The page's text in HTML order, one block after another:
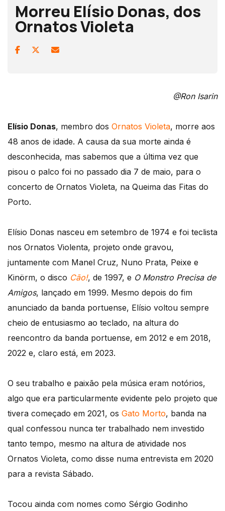
Morreu Elísio Donas, dos
Ornatos Violeta
@Ron Isarin
Elísio Donas, membro dos Ornatos Violeta, morre aos
48 anos de idade. A causa da sua morte ainda é
desconhecida, mas sabemos que a última vez que
pisou o palco foi no passado dia 7 de maio, para o
concerto de Ornatos Violeta, na Queima das Fitas do
Porto.
Elísio Donas nasceu em setembro de 1974 e foi teclista
nos Ornatos Violenta, projeto onde gravou,
juntamente com Manel Cruz, Nuno Prata, Peixe e
Kinörm, o disco Cão!, de 1997, e O Monstro Precisa de
Amigos, lançado em 1999. Mesmo depois do fim
anunciado da banda portuense, Elísio voltou sempre
cheio de entusiasmo ao teclado, na altura do
reencontro da banda portuense, em 2012 e em 2018,
2022 e, claro está, em 2023.
O seu trabalho e paixão pela música eram notórios,
algo que era particularmente evidente pelo projeto que
tivera começado em 2021, os Gato Morto, banda na
qual confessou nunca ter trabalhado nem investido
tanto tempo, mesmo na altura de atividade nos
Ornatos Violeta, como disse numa entrevista em 2020
para a revista Sábado.
Tocou ainda com nomes como Sérgio Godinho